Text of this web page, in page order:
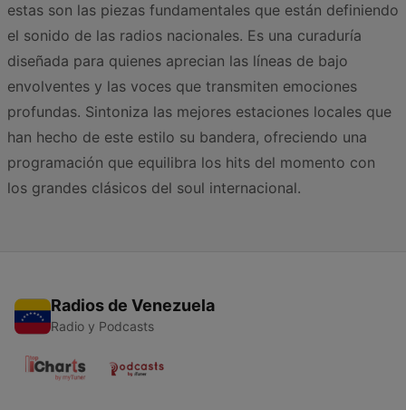
estas son las piezas fundamentales que están definiendo
el sonido de las radios nacionales. Es una curaduría
diseñada para quienes aprecian las líneas de bajo
envolventes y las voces que transmiten emociones
profundas. Sintoniza las mejores estaciones locales que
han hecho de este estilo su bandera, ofreciendo una
programación que equilibra los hits del momento con
los grandes clásicos del soul internacional.
Radios de Venezuela
Radio y Podcasts